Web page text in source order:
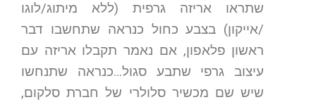
שתראו אריזה גרפית (ללא מיתוג/לוגו
/אייקון) בצבע כחול כנראה שתחשבו דבר
ראשון פלאפון, אם נאמר תקבלו אריזה עם
עיצוב גרפי שתבע סגול…כנראה שתנחשו
שיש שם מכשיר סלולרי של חברת סלקום,